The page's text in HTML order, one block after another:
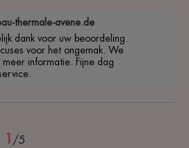
thermale-avene.de
dank voor uw beoordeling.
voor het ongemak. We
informatie. Fijne dag
1 /5